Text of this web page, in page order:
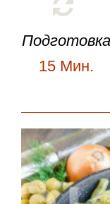
Подготовка
15 Мин.